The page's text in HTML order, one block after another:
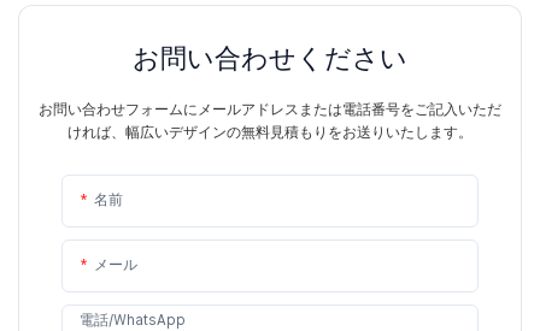
お問い合わせください
お問い合わせフォームにメールアドレスまたは電話番号をご記入いただ
ければ、幅広いデザインの無料見積もりをお送りいたします。
名前
メール
電話/WhatsApp